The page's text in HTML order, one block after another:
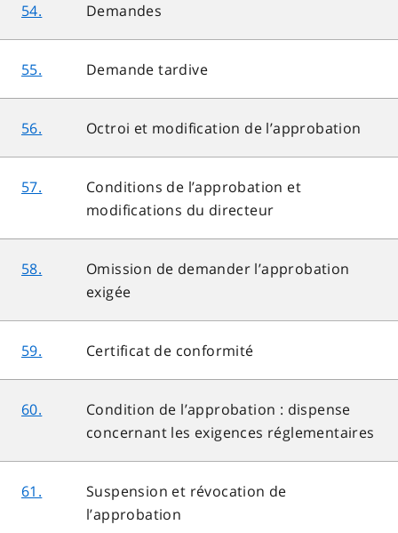
54. Demandes
55. Demande tardive
56. Octroi et modification de l’approbation
57.
Conditions de l’approbation et
modifications du directeur
58.
Omission de demander l’approbation
exigée
59. Certificat de conformité
60.
Condition de l’approbation : dispense
concernant les exigences réglementaires
61.
Suspension et révocation de
l’approbation